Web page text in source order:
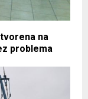
na
problema